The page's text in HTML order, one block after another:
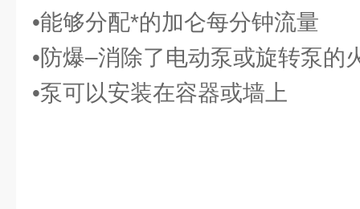
•能够分配*的加仑每分钟流量
•防爆–消除了电动泵或旋转泵的
•泵可以安装在容器或墙上